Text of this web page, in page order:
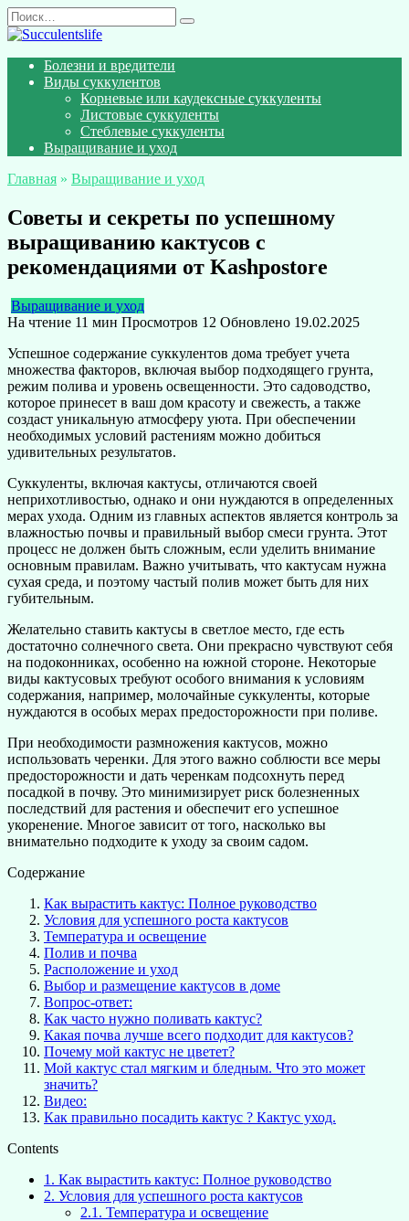
Перейти
к
Search
for:
Болезни и вредители
Виды суккулентов
Корневые или каудексные суккуленты
Листовые суккуленты
Стеблевые суккуленты
Выращивание и уход
Главная » Выращивание и уход
Советы и секреты по успешному
выращиванию кактусов с
рекомендациями от Kashpostore
Выращивание и уход
На чтение 11 мин Просмотров 12 Обновлено 19.02.2025
Успешное содержание суккулентов дома требует учета
множества факторов, включая выбор подходящего грунта,
режим полива и уровень освещенности. Это садоводство,
которое принесет в ваш дом красоту и свежесть, а также
создаст уникальную атмосферу уюта. При обеспечении
необходимых условий растениям можно добиться
удивительных результатов.
Суккуленты, включая кактусы, отличаются своей
неприхотливостью, однако и они нуждаются в определенных
мерах ухода. Одним из главных аспектов является контроль за
влажностью почвы и правильный выбор смеси грунта. Этот
процесс не должен быть сложным, если уделить внимание
основным правилам. Важно учитывать, что кактусам нужна
сухая среда, и поэтому частый полив может быть для них
губительным.
Желательно ставить кактусы в светлое место, где есть
достаточно солнечного света. Они прекрасно чувствуют себя
на подоконниках, особенно на южной стороне. Некоторые
виды кактусовых требуют особого внимания к условиям
содержания, например, молочайные суккуленты, которые
нуждаются в особых мерах предосторожности при поливе.
При необходимости размножения кактусов, можно
использовать черенки. Для этого важно соблюсти все меры
предосторожности и дать черенкам подсохнуть перед
посадкой в почву. Это минимизирует риск болезненных
последствий для растения и обеспечит его успешное
укоренение. Многое зависит от того, насколько вы
внимательно подходите к уходу за своим садом.
Содержание
Как вырастить кактус: Полное руководство
Условия для успешного роста кактусов
Температура и освещение
Полив и почва
Расположение и уход
Выбор и размещение кактусов в доме
Вопрос-ответ:
Как часто нужно поливать кактус?
Какая почва лучше всего подходит для кактусов?
Почему мой кактус не цветет?
Мой кактус стал мягким и бледным. Что это может
значить?
Видео:
Как правильно посадить кактус ? Кактус уход.
Contents
1. Как вырастить кактус: Полное руководство
2. Условия для успешного роста кактусов
2.1. Температура и освещение